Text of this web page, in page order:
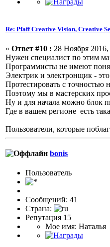
Re: Pfaff Creative Vision, Creative
« Ответ #10 : 28 Ноября
Нужен специалист по этим
Программисты не имеют
Электрик и электронщик -
Протестировать с точностью
Поэтому мы в мастерских
Ну и для начала можно блок
Где в вашем регионе есть
Пользователи, которые
bonis
Пользоватeль
Сообщений: 41
Страна:
Репутация 15
Мое имя: Наталья